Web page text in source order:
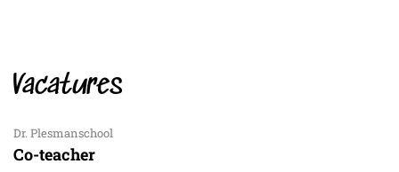
Vacatures
Dr. Plesmanschool
Co-teacher